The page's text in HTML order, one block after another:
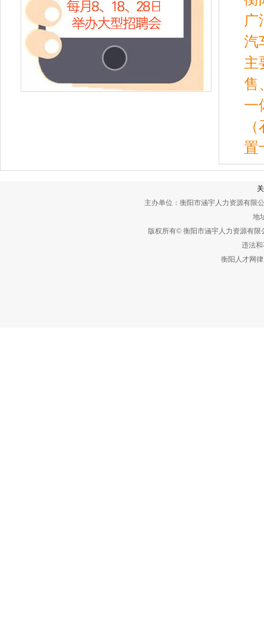
广
汽
主
售
一
置
主办单位：衡阳市涵宇人力资源有限
地
版权所有© 衡阳市涵宇人力资源有
违法和
衡阳人才网